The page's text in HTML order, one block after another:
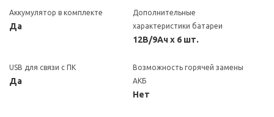
Аккумулятор в комплекте
Да
Дополнительные
характеристики батареи
12В/9Ач х 6 шт.
USB для связи с ПК
Да
Возможность горячей замены
АКБ
Нет